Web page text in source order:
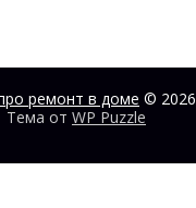
ремонт в доме © 2026
Тема от WP Puzzle